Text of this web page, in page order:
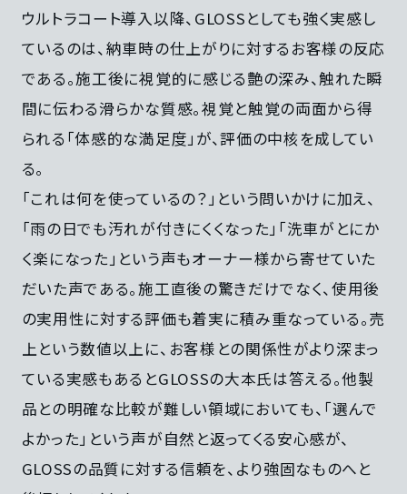
ウルトラコート導入以降、GLOSSとしても強く実感し
ているのは、納車時の仕上がりに対するお客様の反応
である。施工後に視覚的に感じる艶の深み、触れた瞬
間に伝わる滑らかな質感。視覚と触覚の両面から得
られる「体感的な満足度」が、評価の中核を成してい
る。
「これは何を使っているの？」という問いかけに加え、
「雨の日でも汚れが付きにくくなった」「洗車がとにか
く楽になった」という声もオーナー様から寄せていた
だいた声である。施工直後の驚きだけでなく、使用後
の実用性に対する評価も着実に積み重なっている。売
上という数値以上に、お客様との関係性がより深まっ
ている実感もあるとGLOSSの大本氏は答える。他製
品との明確な比較が難しい領域においても、「選んで
よかった」という声が自然と返ってくる安心感が、
GLOSSの品質に対する信頼を、より強固なものへと